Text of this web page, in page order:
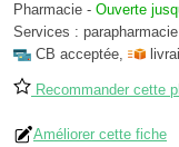
Pharmacie - Ouverte
Services : parapharmacie
CB acceptée,
Recommander cette
Améliorer cette fiche